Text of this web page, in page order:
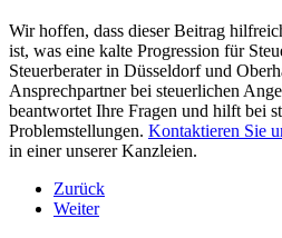
Wir hoffen, dass dieser Beitrag
ist, was eine kalte Progression für
Steuerberater in Düsseldorf und
Ansprechpartner bei steuerlichen
beantwortet Ihre Fragen und hilft bei
Problemstellungen. Kontaktieren Sie
in einer unserer Kanzleien.
Zurück
Weiter